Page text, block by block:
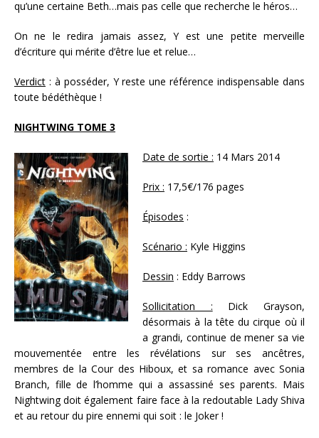
qu’une certaine Beth…mais pas celle que recherche le héros…
On ne le redira jamais assez, Y est une petite merveille
d’écriture qui mérite d’être lue et relue…
Verdict : à posséder, Y reste une référence indispensable dans
toute bédéthèque !
NIGHTWING TOME 3
Date de sortie : 14 Mars 2014
Prix : 17,5€/176 pages
Épisodes :
Scénario : Kyle Higgins
Dessin : Eddy Barrows
Sollicitation : Dick Grayson,
désormais à la tête du cirque où il
a grandi, continue de mener sa vie
mouvementée entre les révélations sur ses ancêtres,
membres de la Cour des Hiboux, et sa romance avec Sonia
Branch, fille de l’homme qui a assassiné ses parents. Mais
Nightwing doit également faire face à la redoutable Lady Shiva
et au retour du pire ennemi qui soit : le Joker !